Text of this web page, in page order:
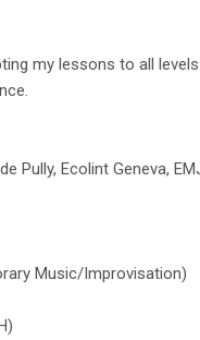
my lessons to all
Pully, Ecolint Geneva,
Music/Improvisation)